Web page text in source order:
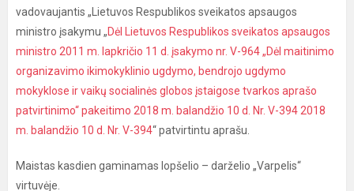
vadovaujantis „Lietuvos Respublikos sveikatos apsaugos
ministro įsakymu „Dėl Lietuvos Respublikos sveikatos apsaugos
ministro 2011 m. lapkričio 11 d. įsakymo nr. V-964 „Dėl maitinimo
organizavimo ikimokyklinio ugdymo, bendrojo ugdymo
mokyklose ir vaikų socialinės globos įstaigose tvarkos aprašo
patvirtinimo“ pakeitimo 2018 m. balandžio 10 d. Nr. V-394 2018
m. balandžio 10 d. Nr. V-394“ patvirtintu aprašu.
Maistas kasdien gaminamas lopšelio – darželio „Varpelis“
virtuvėje.